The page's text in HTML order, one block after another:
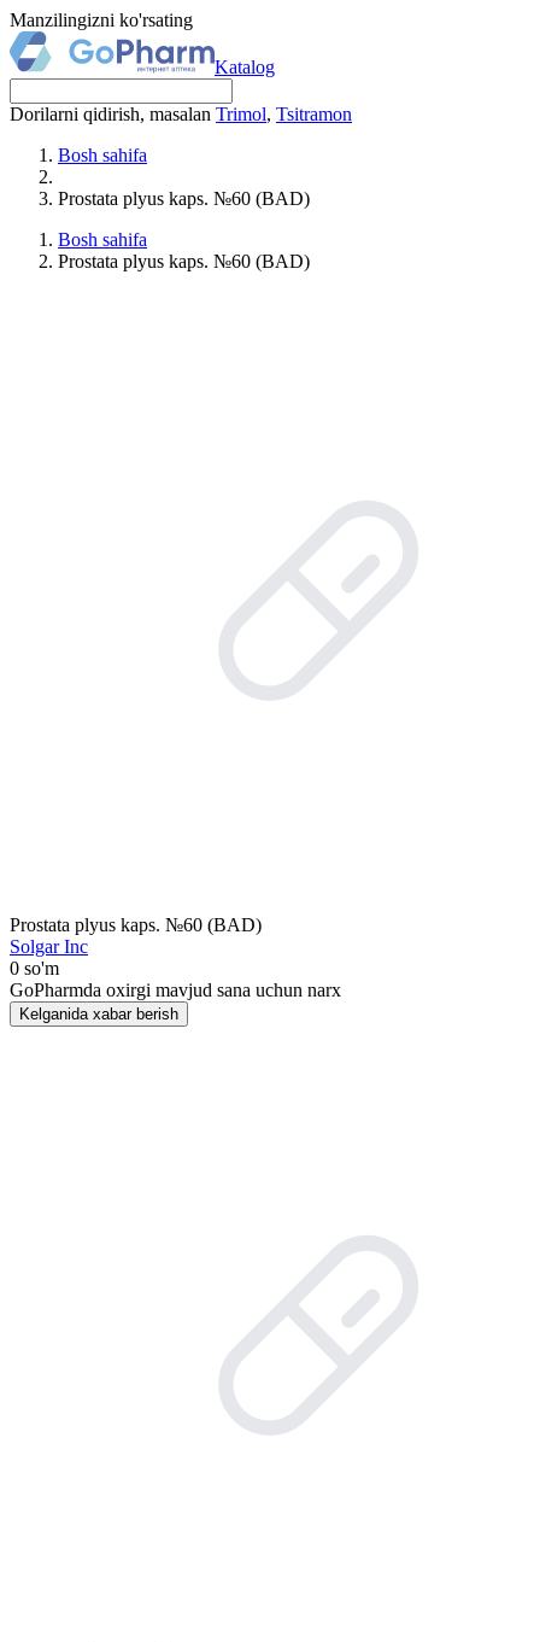
Manzilingizni ko'rsating
Katalog
Dorilarni qidirish, masalan Trimol, Tsitramon
Bosh sahifa
Prostata plyus kaps. №60 (BAD)
Bosh sahifa
Prostata plyus kaps. №60 (BAD)
Prostata plyus kaps. №60 (BAD)
Solgar Inc
0 so'm
GoPharmda oxirgi mavjud sana uchun narx
Kelganida xabar berish